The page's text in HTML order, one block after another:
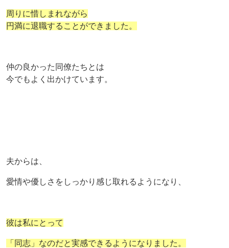
周りに惜しまれながら
円満に退職することができました。
仲の良かった同僚たちとは
今でもよく出かけています。
夫からは、
愛情や優しさをしっかり感じ取れるようになり、
彼は私にとって
「同志」なのだと実感できるようになりました。